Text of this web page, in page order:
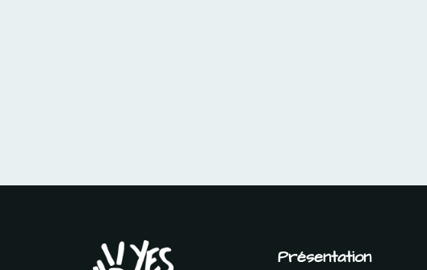
Présentation